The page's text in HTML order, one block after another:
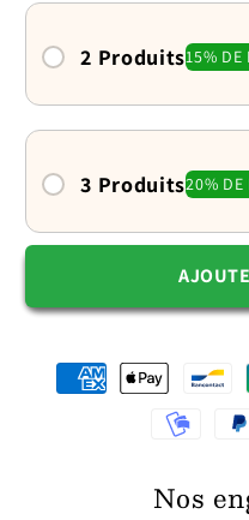
chien
Compact
coloré
chien
coloré
2 Produits15% DE
3 Produits20% DE
Nos